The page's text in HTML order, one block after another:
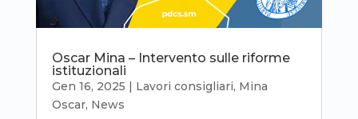
Oscar Mina – Intervento sulle riforme
istituzionali
Gen 16, 2025 | Lavori consigliari, Mina
Oscar, News